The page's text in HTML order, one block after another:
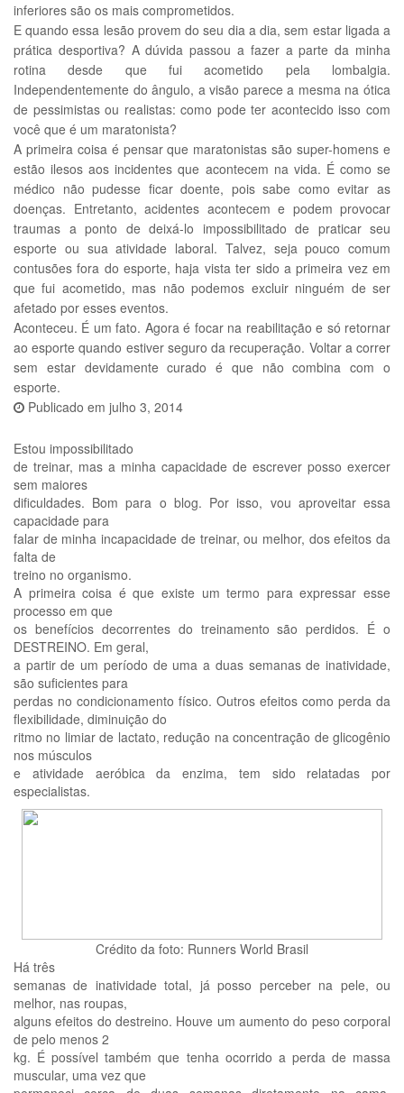
inferiores são os mais comprometidos.
E quando essa lesão provem do seu dia a dia, sem estar ligada a
prática desportiva? A dúvida passou a fazer a parte da minha
rotina desde que fui acometido pela lombalgia.
Independentemente do ângulo, a visão parece a mesma na ótica
de pessimistas ou realistas: como pode ter acontecido isso com
você que é um maratonista?
A primeira coisa é pensar que maratonistas são super-homens e
estão ilesos aos incidentes que acontecem na vida. É como se
médico não pudesse ficar doente, pois sabe como evitar as
doenças. Entretanto, acidentes acontecem e podem provocar
traumas a ponto de deixá-lo impossibilitado de praticar seu
esporte ou sua atividade laboral. Talvez, seja pouco comum
contusões fora do esporte, haja vista ter sido a primeira vez em
que fui acometido, mas não podemos excluir ninguém de ser
afetado por esses eventos.
Aconteceu. É um fato. Agora é focar na reabilitação e só retornar
ao esporte quando estiver seguro da recuperação. Voltar a correr
sem estar devidamente curado é que não combina com o
esporte.
Publicado em julho 3, 2014
Estou impossibilitado
de treinar, mas a minha capacidade de escrever posso exercer
sem maiores
dificuldades. Bom para o blog. Por isso, vou aproveitar essa
capacidade para
falar de minha incapacidade de treinar, ou melhor, dos efeitos da
falta de
treino no organismo.
A primeira coisa é que existe um termo para expressar esse
processo em que
os benefícios decorrentes do treinamento são perdidos. É o
DESTREINO. Em geral,
a partir de um período de uma a duas semanas de inatividade,
são suficientes para
perdas no condicionamento físico. Outros efeitos como perda da
flexibilidade, diminuição do
ritmo no limiar de lactato, redução na concentração de glicogênio
nos músculos
e atividade aeróbica da enzima, tem sido relatadas por
especialistas.
Crédito da foto: Runners World Brasil
Há três
semanas de inatividade total, já posso perceber na pele, ou
melhor, nas roupas,
alguns efeitos do destreino. Houve um aumento do peso corporal
de pelo menos 2
kg. É possível também que tenha ocorrido a perda de massa
muscular, uma vez que